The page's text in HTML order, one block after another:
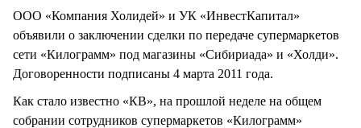
ООО «Компания Холидей» и УК «ИнвестКапитал»
объявили о заключении сделки по передаче супермаркетов
сети «Килограмм» под магазины «Сибириада» и «Холди».
Договоренности подписаны 4 марта 2011 года.
Как стало известно «КВ», на прошлой неделе на общем
собрании сотрудников супермаркетов «Килограмм»